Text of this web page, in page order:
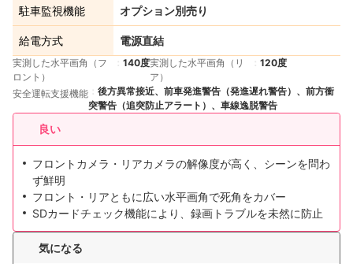
駐車監視機能 オプション別売り
給電方式 電源直結
実測した水平画角（フ
ロント）
140度実測した水平画角（リ
ア）
120度
安全運転支援機能
後方異常接近、前車発進警告（発進遅れ警告）、前方衝
突警告（追突防止アラート）、車線逸脱警告
良い
フロントカメラ・リアカメラの解像度が高く、シーンを問わ
ず鮮明
フロント・リアともに広い水平画角で死角をカバー
SDカードチェック機能により、録画トラブルを未然に防止
気になる